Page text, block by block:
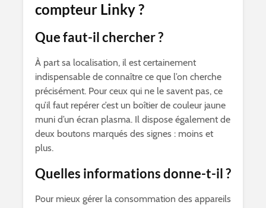
compteur Linky ?
Que faut-il chercher ?
À part sa localisation, il est certainement
indispensable de connaître ce que l’on cherche
précisément. Pour ceux qui ne le savent pas, ce
qu’il faut repérer c’est un boîtier de couleur jaune
muni d’un écran plasma. Il dispose également de
deux boutons marqués des signes : moins et
plus.
Quelles informations donne-t-il ?
Pour mieux gérer la consommation des appareils